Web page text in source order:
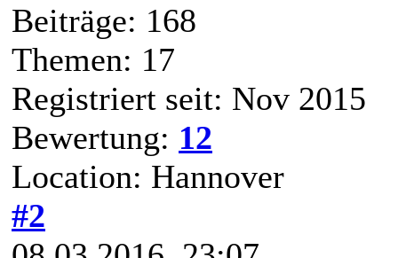
Beiträge: 168
Themen: 17
Registriert seit: Nov 2015
Bewertung: 12
Location: Hannover
#2